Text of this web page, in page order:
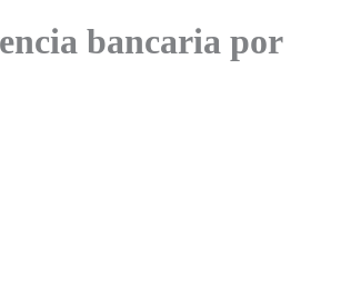
bancaria por